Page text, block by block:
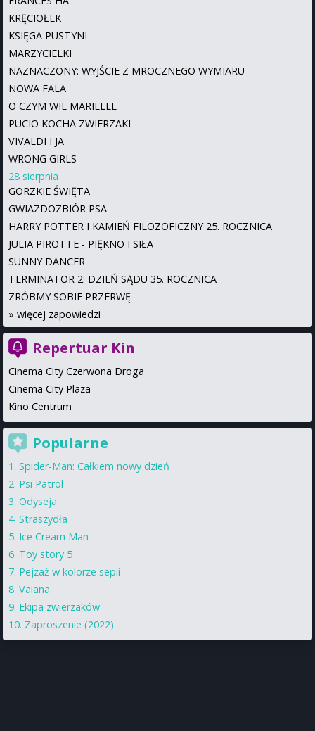
KRĘCIOŁEK
KSIĘGA PUSTYNI
MARZYCIELKI
NAZNACZONY: WYJŚCIE Z MROCZNEGO WYMIARU
NOWA FALA
O CZYM WIE MARIELLE
PUCIO KOCHA ZWIERZAKI
VIVALDI I JA
WRONG GIRLS
28 sierpnia
GORZKIE ŚWIĘTA
GWIAZDOZBIÓR PSA
HARRY POTTER I KAMIEŃ FILOZOFICZNY 25. ROCZNICA
JULIA PIROTTE - PIĘKNO I SIŁA
SUNNY DANCER
TERMINATOR 2: DZIEŃ SĄDU 35. ROCZNICA
ZRÓBMY SOBIE PRZERWĘ
» więcej zapowiedzi
Repertuar Kin
Cinema City Czerwona Droga
Cinema City Plaza
Kino Centrum
Popularne
Spider-Man: Całkiem nowy dzień
Psi Patrol
Odyseja
Straszydła
Ice Cream Man
Toy story 5
Pejzaż w kolorze sepii
Vaiana
Ekipa zwierzaków
Zaproszenie (2022)